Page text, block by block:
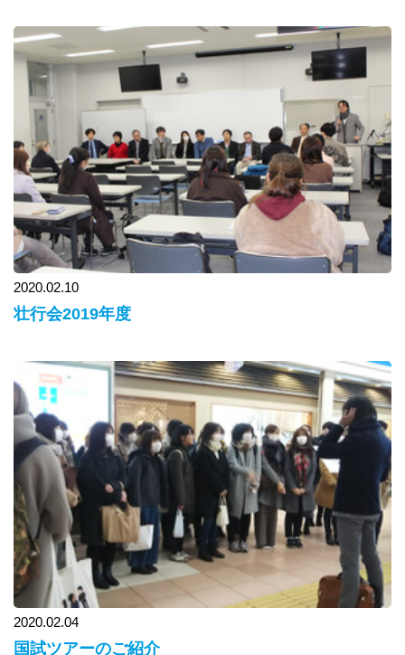
2020.02.10
壮行会2019年度
2020.02.04
国試ツアーのご紹介